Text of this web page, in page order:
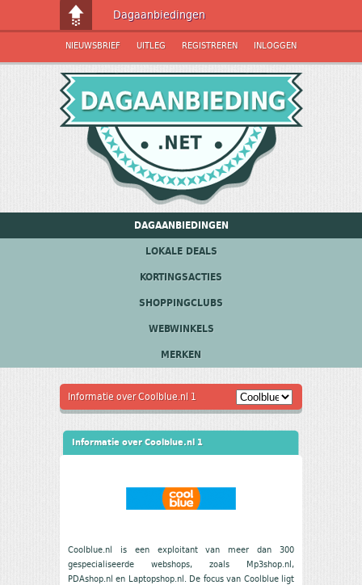
Dagaanbiedingen
NIEUWSBRIEF UITLEG REGISTREREN INLOGGEN
DAGAANBIEDINGEN
LOKALE DEALS
KORTINGSACTIES
SHOPPINGCLUBS
WEBWINKELS
MERKEN
Informatie over Coolblue.nl 1
Informatie over Coolblue.nl 1
Coolblue.nl is een exploitant van meer dan 300
gespecialiseerde webshops, zoals Mp3shop.nl,
PDAshop.nl en Laptopshop.nl. De focus van Coolblue ligt